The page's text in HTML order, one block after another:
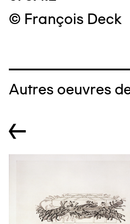
© François Deck
Autres oeuvres
←